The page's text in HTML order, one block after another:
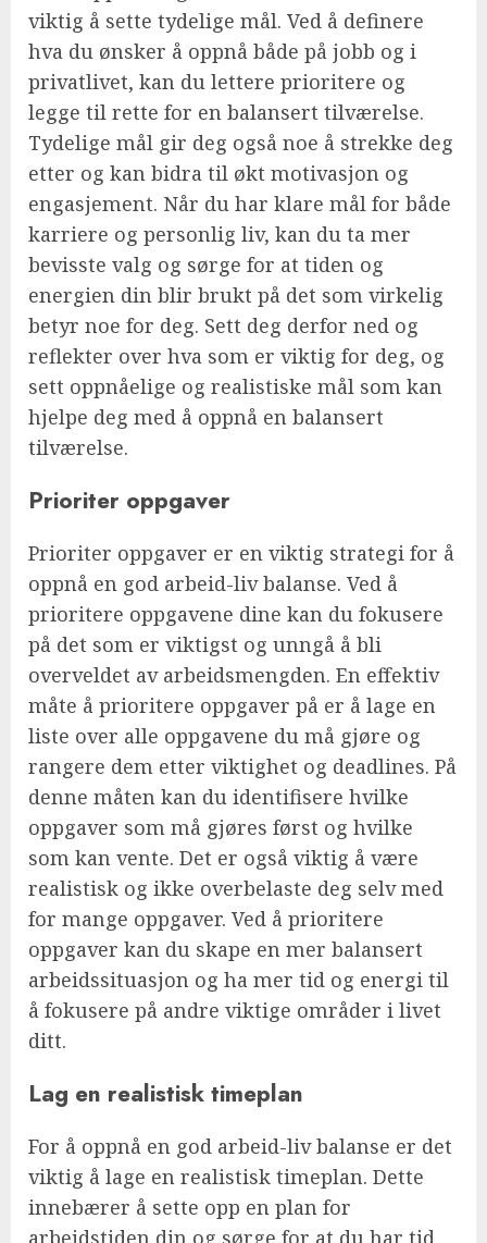
viktig å sette tydelige mål. Ved å definere
hva du ønsker å oppnå både på jobb og i
privatlivet, kan du lettere prioritere og
legge til rette for en balansert tilværelse.
Tydelige mål gir deg også noe å strekke deg
etter og kan bidra til økt motivasjon og
engasjement. Når du har klare mål for både
karriere og personlig liv, kan du ta mer
bevisste valg og sørge for at tiden og
energien din blir brukt på det som virkelig
betyr noe for deg. Sett deg derfor ned og
reflekter over hva som er viktig for deg, og
sett oppnåelige og realistiske mål som kan
hjelpe deg med å oppnå en balansert
tilværelse.
Prioriter oppgaver
Prioriter oppgaver er en viktig strategi for å
oppnå en god arbeid-liv balanse. Ved å
prioritere oppgavene dine kan du fokusere
på det som er viktigst og unngå å bli
overveldet av arbeidsmengden. En effektiv
måte å prioritere oppgaver på er å lage en
liste over alle oppgavene du må gjøre og
rangere dem etter viktighet og deadlines. På
denne måten kan du identifisere hvilke
oppgaver som må gjøres først og hvilke
som kan vente. Det er også viktig å være
realistisk og ikke overbelaste deg selv med
for mange oppgaver. Ved å prioritere
oppgaver kan du skape en mer balansert
arbeidssituasjon og ha mer tid og energi til
å fokusere på andre viktige områder i livet
ditt.
Lag en realistisk timeplan
For å oppnå en god arbeid-liv balanse er det
viktig å lage en realistisk timeplan. Dette
innebærer å sette opp en plan for
arbeidstiden din og sørge for at du har tid